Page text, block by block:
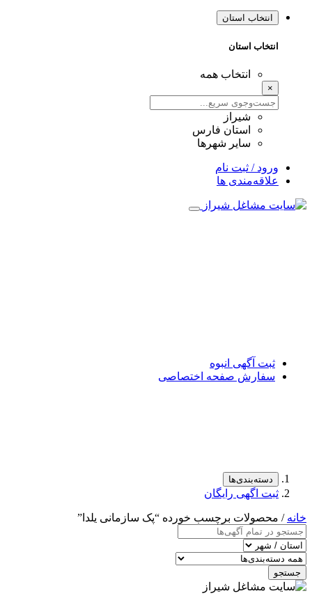
انتخاب استان
انتخاب استان
انتخاب همه
×
شیراز
استان فارس
سایر شهرها
ورود / ثبت نام
علاقه‌مندی ها
ثبت آگهی انبوه
سفارش صفحه اختصاصی
دسته‌بندی‌ها
ثبت اگهی رایگان
خانه / محصولات برچسب خورده “پک سازمانی یلدا”
جستجو